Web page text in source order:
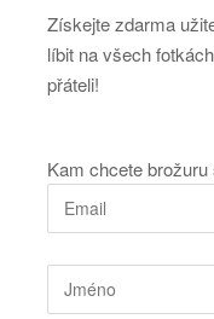
Získejte zdarma
líbit na všech
přáteli!
Kam chcete